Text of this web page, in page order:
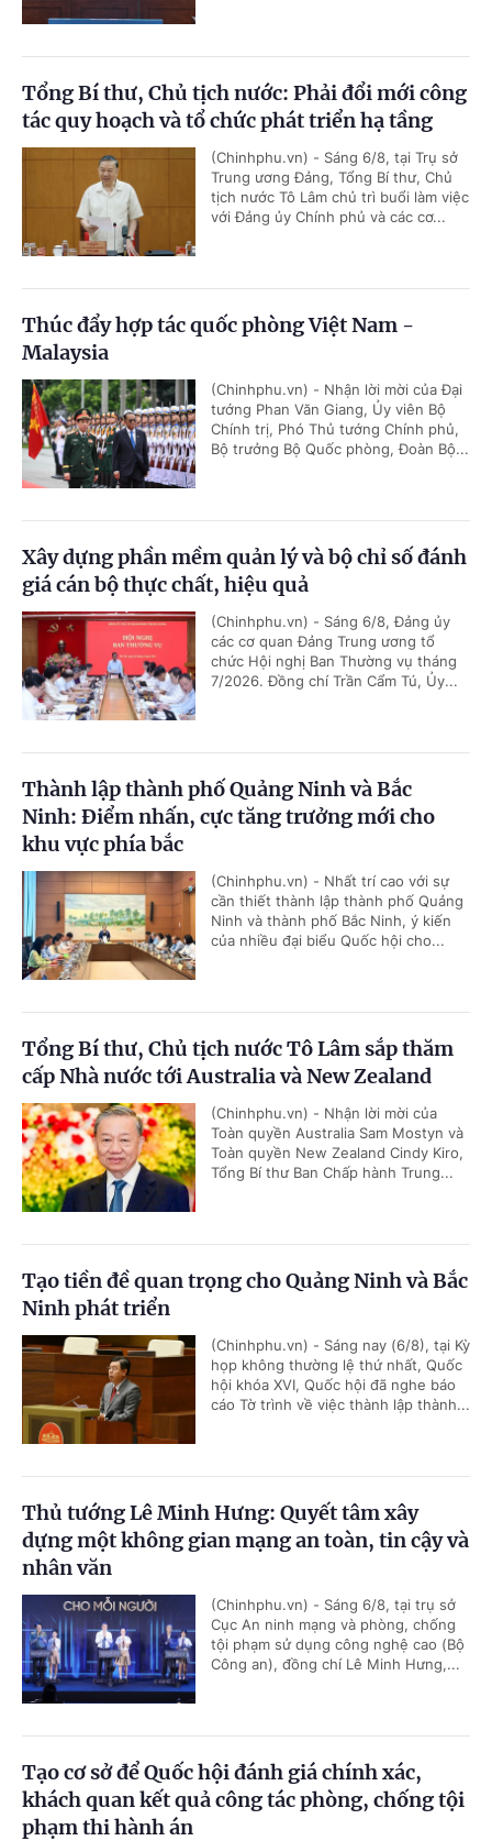
Tổng Bí thư, Chủ tịch nước: Phải đổi mới công
tác quy hoạch và tổ chức phát triển hạ tầng
(Chinhphu.vn) - Sáng 6/8, tại Trụ sở
Trung ương Đảng, Tổng Bí thư, Chủ
tịch nước Tô Lâm chủ trì buổi làm việc
với Đảng ủy Chính phủ và các cơ...
Thúc đẩy hợp tác quốc phòng Việt Nam -
Malaysia
(Chinhphu.vn) - Nhận lời mời của Đại
tướng Phan Văn Giang, Ủy viên Bộ
Chính trị, Phó Thủ tướng Chính phủ,
Bộ trưởng Bộ Quốc phòng, Đoàn Bộ...
Xây dựng phần mềm quản lý và bộ chỉ số đánh
giá cán bộ thực chất, hiệu quả
(Chinhphu.vn) - Sáng 6/8, Đảng ủy
các cơ quan Đảng Trung ương tổ
chức Hội nghị Ban Thường vụ tháng
7/2026. Đồng chí Trần Cẩm Tú, Ủy...
Thành lập thành phố Quảng Ninh và Bắc
Ninh: Điểm nhấn, cực tăng trưởng mới cho
khu vực phía bắc
(Chinhphu.vn) - Nhất trí cao với sự
cần thiết thành lập thành phố Quảng
Ninh và thành phố Bắc Ninh, ý kiến
của nhiều đại biểu Quốc hội cho...
Tổng Bí thư, Chủ tịch nước Tô Lâm sắp thăm
cấp Nhà nước tới Australia và New Zealand
(Chinhphu.vn) - Nhận lời mời của
Toàn quyền Australia Sam Mostyn và
Toàn quyền New Zealand Cindy Kiro,
Tổng Bí thư Ban Chấp hành Trung...
Tạo tiền đề quan trọng cho Quảng Ninh và Bắc
Ninh phát triển
(Chinhphu.vn) - Sáng nay (6/8), tại Kỳ
họp không thường lệ thứ nhất, Quốc
hội khóa XVI, Quốc hội đã nghe báo
cáo Tờ trình về việc thành lập thành...
Thủ tướng Lê Minh Hưng: Quyết tâm xây
dựng một không gian mạng an toàn, tin cậy và
nhân văn
(Chinhphu.vn) - Sáng 6/8, tại trụ sở
Cục An ninh mạng và phòng, chống
tội phạm sử dụng công nghệ cao (Bộ
Công an), đồng chí Lê Minh Hưng,...
Tạo cơ sở để Quốc hội đánh giá chính xác,
khách quan kết quả công tác phòng, chống tội
phạm thi hành án